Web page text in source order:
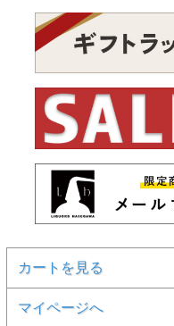
カートを見る
マイページへ